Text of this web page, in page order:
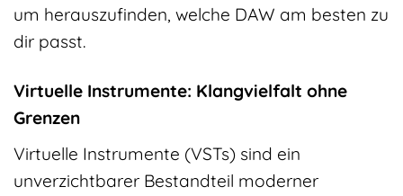
um herauszufinden, welche DAW am besten zu
dir passt.
Virtuelle Instrumente: Klangvielfalt ohne
Grenzen
Virtuelle Instrumente (VSTs) sind ein
unverzichtbarer Bestandteil moderner